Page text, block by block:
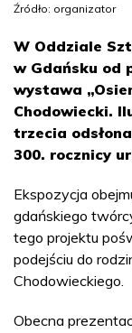
Źródło: organizator
W Oddziale
w Gdańsku od
wystawa
Chodowiecki.
trzecia
300. rocznicy
Ekspozycja
gdańskiego
tego projektu
podejściu do
Chodowieckiego.
Obecna